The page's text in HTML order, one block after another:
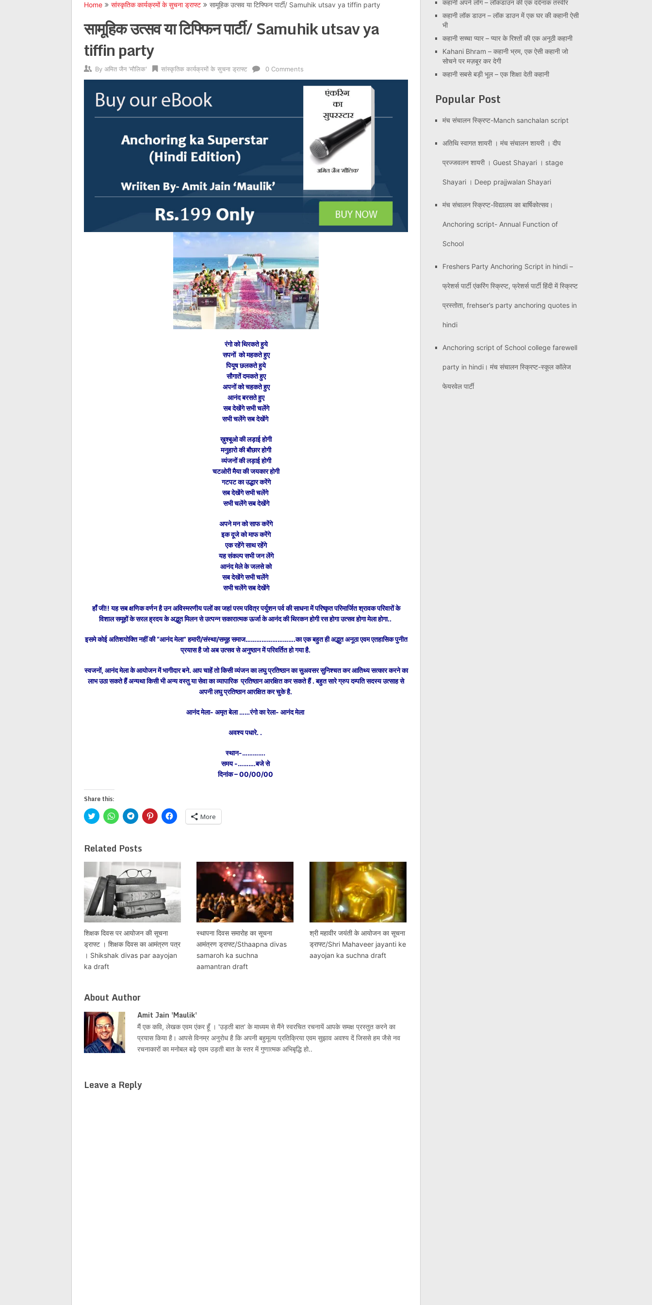
Home सांस्कृतिक कार्यक्रमों के सुचना ड्राफ्ट सामूहिक उत्सव या टिफ्फिन पार्टी/ Samuhik utsav ya tiffin party
सामूहिक उत्सव या टिफ्फिन पार्टी/ Samuhik utsav ya
tiffin party
By अमित जैन 'मौलिक' सांस्कृतिक कार्यक्रमों के सुचना ड्राफ्ट 0 Comments
रंगो को थिरकते हुये
सपनों को महकते हुए
पियूष छलकते हुये
सौगातें दमकते हुए
अपनों को चहकते हुए
आनंद बरसते हुए
सब देखेंगे सभी चलेंगे
सभी चलेंगे सब देखेंगे
ख़ुश्बूओ की लड़ाई होगी
मनुहारो की बौछार होगी
व्यंजनों की लड़ाई होगी
चटओरी मैया की जयकार होगी
गटपट का उद्धार करेंगे
सब देखेंगे सभी चलेंगे
सभी चलेंगे सब देखेंगे
अपने मन को साफ करेंगे
इक दूजे को माफ करेंगे
एक रहेंगे साथ रहेंगे
यह संकल्प सभी जन लेंगे
आनंद मेले के जलसे को
सब देखेंगे सभी चलेंगे
सभी चलेंगे सब देखेंगे
हाँ जी!! यह सब क्षणिक वर्णन है उन अविस्मरणीय पलों का जहां परम पवित्र पर्युशन पर्व की साधना में परिष्कृत परिमार्जित श्रावक परिवारों के
विशाल समूहों के सरल ह्रदय के अद्भुत मिलन से उत्पन्न सकारात्मक ऊर्जा के आनंद की थिरकन होगी रस होगा उत्सव होगा मेला होगा..
इसमे कोई अतिशयोक्ति नहीं की “आनंद मेला” हमारी/संस्था/समूह समाज……………………….का एक बहुत ही अद्भुत अनूठा एवम एतहासिक पुनीत
प्रयास है जो अब उत्सव से अनुष्ठान में परिवर्तित हो गया है.
स्वजनों, आनंद मेला के आयोजन में भागीदार बने. आप चाहें तो किसी व्यंजन का लघु प्रतिष्ठान का सुअवसर सुनिश्चत कर आतिथ्य सत्कार करने का
लाभ उठा सकते हैं अन्यथा किसी भी अन्य वस्तु या सेवा का व्यापारिक प्रतिष्ठान आरक्षित कर सकते हैं . बहुत सारे ग्रुप दम्पति सदस्य उत्साह से
अपनी लघु प्रतिष्ठान आरक्षित कर चुके है.
आनंद मेला- अमृत बेला ……रंगो का रेला- आनंद मेला
अवश्य पधारे. .
स्थान-………….
समय -……….बजे से
दिनांक – 00/00/00
Share this:
Click
to
(Opens
in
window)
Click
to
(Opens
in
window)
Click
to
(Opens
in
window)
Click
to
window)
Click
to
share
window)
More
Related Posts
शिक्षक दिवस पर आयोजन की सूचना
ड्राफ्ट । शिक्षक दिवस का आमंत्रण पत्र
। Shikshak divas par aayojan
ka draft
स्थापना दिवस समारोह का सूचना
आमंत्रण ड्राफ्ट/Sthaapna divas
samaroh ka suchna
aamantran draft
श्री महावीर जयंती के आयोजन का सूचना
ड्राफ्ट/Shri Mahaveer jayanti ke
aayojan ka suchna draft
About Author
Amit Jain 'Maulik'
मैं एक कवि, लेखक एवम एंकर हूँ । 'उड़ती बात' के माध्यम से मैंने स्वरचित रचनायें आपके समक्ष प्रस्तुत करने का
प्रयास किया है। आपसे विनम्र अनुरोध है कि अपनी बहुमूल्य प्रतिक्रिया एवम सुझाव अवश्य दें जिससे हम जैसे नव
रचनाकारों का मनोबल बढ़े एवम उड़ती बात के स्तर में गुणात्मक अभिबृद्धि हो..
Leave a Reply
कहानी अपने लोग – लॉकडाउन की एक दर्दनाक तस्वीर
कहानी लॉक डाउन – लॉक डाउन में एक घर की कहानी ऐसी
भी
कहानी सच्चा प्यार – प्यार के रिश्तों की एक अनूठी कहानी
Kahani Bhram – कहानी भ्रम, एक ऐसी कहानी जो
सोचने पर मज़बूर कर देगी
कहानी सबसे बड़ी भूल – एक शिक्षा देती कहानी
Popular Post
मंच संचालन स्क्रिप्ट-Manch sanchalan script
अतिथि स्वागत शायरी । मंच संचालन शायरी । दीप
प्रज्जवलन शायरी । Guest Shayari । stage
Shayari । Deep prajjwalan Shayari
मंच संचालन स्क्रिप्ट-विद्यालय का बार्षिकोत्सव।
Anchoring script- Annual Function of
School
Freshers Party Anchoring Script in hindi –
फ्रेशर्स पार्टी एंकरिंग स्क्रिप्ट, फ्रेशर्स पार्टी हिंदी में स्क्रिप्ट
प्रस्तोता, frehser’s party anchoring quotes in
hindi
Anchoring script of School college farewell
party in hindi। मंच संचालन स्क्रिप्ट-स्कूल कॉलेज
फेयरवेल पार्टी